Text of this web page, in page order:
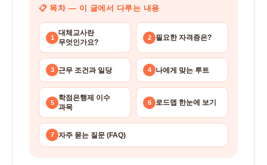
학
점
은
행
제
육
📋 목차 — 이 글에서 다루는 내용
1
대체교사란
무엇인가요?
2 필요한 자격증은?
3 근무 조건과 일당 4 나에게 맞는 루트
5
학점은행제 이수
과목
6 로드맵 한눈에 보기
7 자주 묻는 질문 (FAQ)